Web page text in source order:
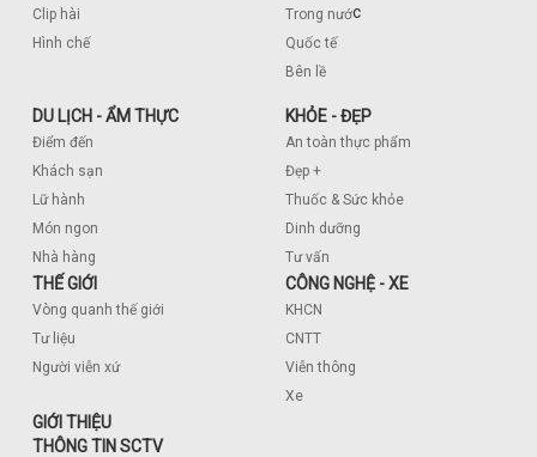
Clip hài
Hình chế
Trong nước
Quốc tế
Bên lề
DU LỊCH - ẨM THỰC
Điểm đến
Khách sạn
Lữ hành
Món ngon
Nhà hàng
KHỎE - ĐẸP
An toàn thực phẩm
Đẹp +
Thuốc & Sức khỏe
Dinh dưỡng
Tư vấn
THẾ GIỚI
Vòng quanh thế giới
Tư liệu
Người viễn xứ
CÔNG NGHỆ - XE
KHCN
CNTT
Viễn thông
Xe
GIỚI THIỆU
THÔNG TIN SCTV